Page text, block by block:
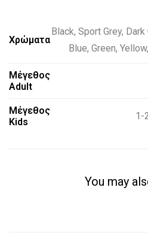
Χρώματα
Black, Sport Grey, Dark
Blue, Green, Yellow,
Μέγεθος
Adult
Μέγεθος
Kids
1-
You may